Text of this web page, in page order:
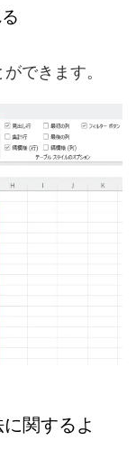
できます。
関するよ